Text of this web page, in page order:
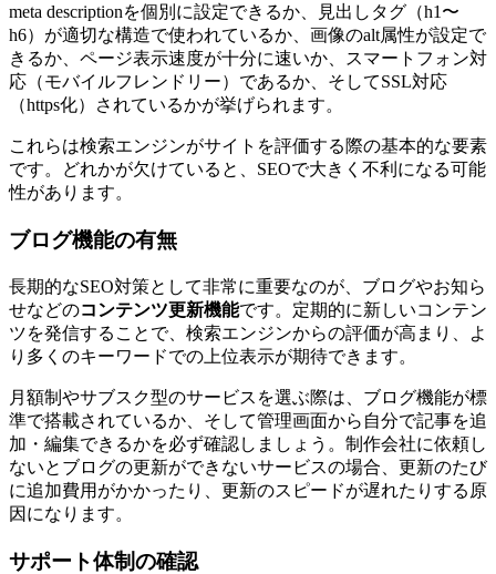
meta descriptionを個別に設定できるか、見出しタグ（h1〜
h6）が適切な構造で使われているか、画像のalt属性が設定で
きるか、ページ表示速度が十分に速いか、スマートフォン対
応（モバイルフレンドリー）であるか、そしてSSL対応
（https化）されているかが挙げられます。
これらは検索エンジンがサイトを評価する際の基本的な要素
です。どれかが欠けていると、SEOで大きく不利になる可能
性があります。
ブログ機能の有無
長期的なSEO対策として非常に重要なのが、ブログやお知ら
せなどのコンテンツ更新機能です。定期的に新しいコンテン
ツを発信することで、検索エンジンからの評価が高まり、よ
り多くのキーワードでの上位表示が期待できます。
月額制やサブスク型のサービスを選ぶ際は、ブログ機能が標
準で搭載されているか、そして管理画面から自分で記事を追
加・編集できるかを必ず確認しましょう。制作会社に依頼し
ないとブログの更新ができないサービスの場合、更新のたび
に追加費用がかかったり、更新のスピードが遅れたりする原
因になります。
サポート体制の確認